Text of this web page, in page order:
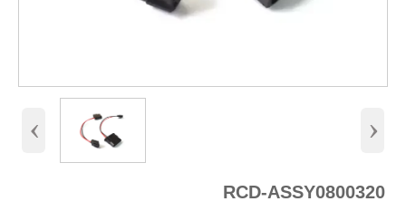
‹ ›
RCD-ASSY0800320